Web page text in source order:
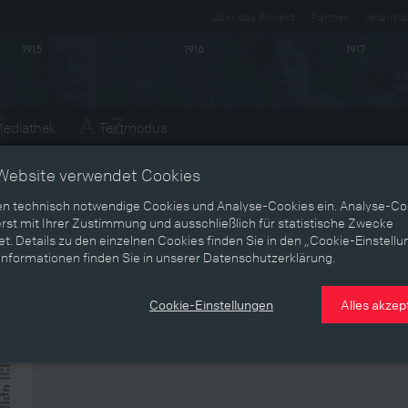
1915 1916 1917
Textmodus
Frankfurt am Main
verwendet Cookies
technisch notwendige Cookies und Analyse-Cookies ein. Analyse-
mit Ihrer Zustimmung und ausschließlich für statistische Zwecke
Details zu den einzelnen Cookies finden Sie in den „Cookie-
finden Sie in unserer Datenschutzerklärung.
Cookie-Einstellungen Alles